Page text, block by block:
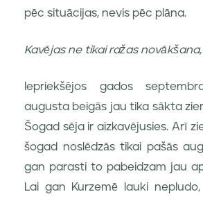
pēc situācijas, nevis pēc plāna.
Kavējas ne tikai ražas
Iepriekšējos gados
augusta beigās jau tika sākta
Šogad sēja ir aizkavējusies. Arī
šogad noslēdzās tikai pašās
gan parasti to pabeidzam jau
Lai gan Kurzemē lauki